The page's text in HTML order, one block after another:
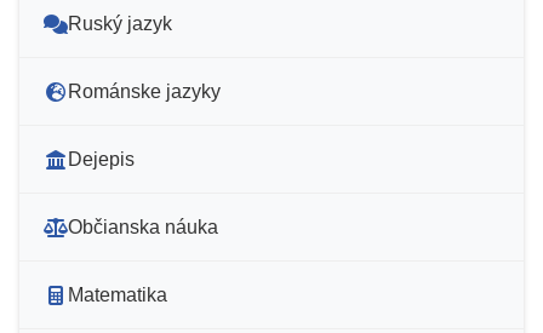
Ruský jazyk
Románske jazyky
Dejepis
Občianska náuka
Matematika